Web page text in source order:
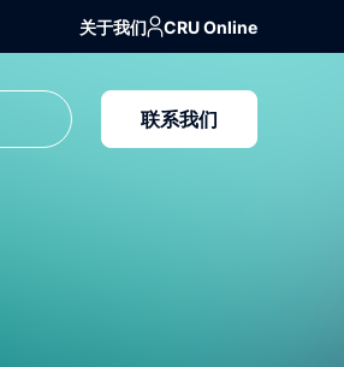
关于我们 CRU Online
联系我们